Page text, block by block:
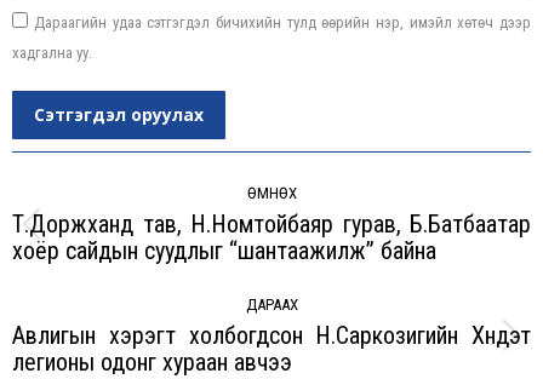
Дараагийн удаа сэтгэгдэл бичихийн тулд өөрийн нэр, имэйл хөтөч дээр
хадгална уу.
Сэтгэгдэл оруулах
ӨМНӨХ
Previous
Т.Доржханд тав, Н.Номтойбаяр гурав, Б.Батбаатар
хоёр сайдын суудлыг “шантаажилж” байна
ДАРААХ
Next
Авлигын хэрэгт холбогдсон Н.Саркозигийн Хүндэт
легионы одонг хураан авчээ